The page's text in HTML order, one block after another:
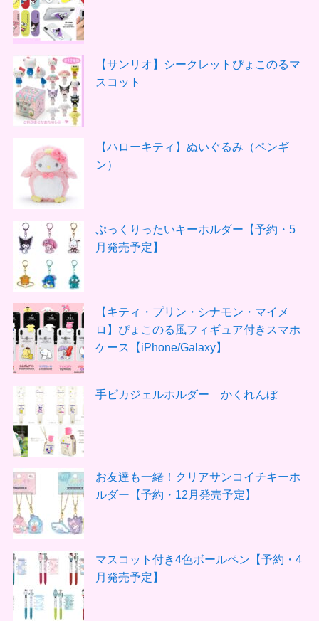
【サンリオ】シークレットぴょこのるマ
スコット
【ハローキティ】ぬいぐるみ（ペンギ
ン）
ぷっくりったいキーホルダー【予約・5
月発売予定】
【キティ・プリン・シナモン・マイメ
ロ】ぴょこのる風フィギュア付きスマホ
ケース【iPhone/Galaxy】
手ピカジェルホルダー かくれんぼ
お友達も一緒！クリアサンコイチキーホ
ルダー【予約・12月発売予定】
マスコット付き4色ボールペン【予約・4
月発売予定】